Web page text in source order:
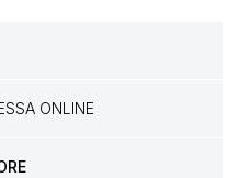
ONLINE